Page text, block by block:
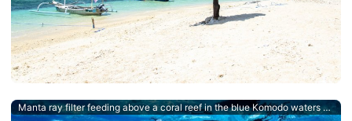
Manta ray filter feeding above a coral reef in the blue Komodo waters - an Indonesian Dive Destination